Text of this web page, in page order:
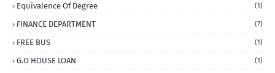
Equivalence Of Degree (1)
FINANCE DEPARTMENT (7)
FREE BUS (1)
G.O HOUSE LOAN (1)